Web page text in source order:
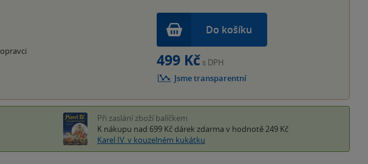
Do košíku
499 Kč s DPH
Jsme transparentní
Při zaslání zboží balíčkem
K nákupu nad 699 Kč dárek zdarma v hodnotě 249 Kč
Karel IV. v kouzelném kukátku